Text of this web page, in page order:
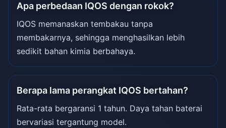
Apa perbedaan IQOS dengan rokok?
IQOS memanaskan tembakau tanpa
membakarnya, sehingga menghasilkan lebih
sedikit bahan kimia berbahaya.
Berapa lama perangkat IQOS bertahan?
Rata-rata bergaransi 1 tahun. Daya tahan baterai
bervariasi tergantung model.